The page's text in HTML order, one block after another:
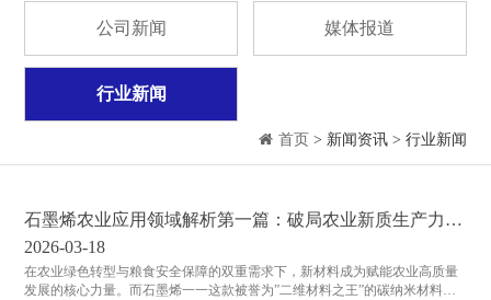
公司新闻 媒体报道
行业新闻
首页 > 新闻资讯 > 行业新闻
石墨烯农业应用领域解析第一篇：破局农业新质生产力！
石墨烯农业，从实验室走向规模化的关键跨越
2026-03-18
在农业绿色转型与粮食安全保障的双重需求下，新材料成为赋能农业高质量
发展的核心力量。而石墨烯一一这款被誉为”二维材料之王”的碳纳米材料，